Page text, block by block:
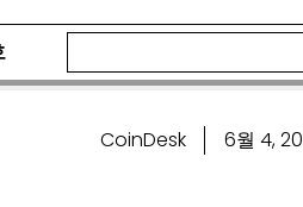
CoinDesk 6월 4,